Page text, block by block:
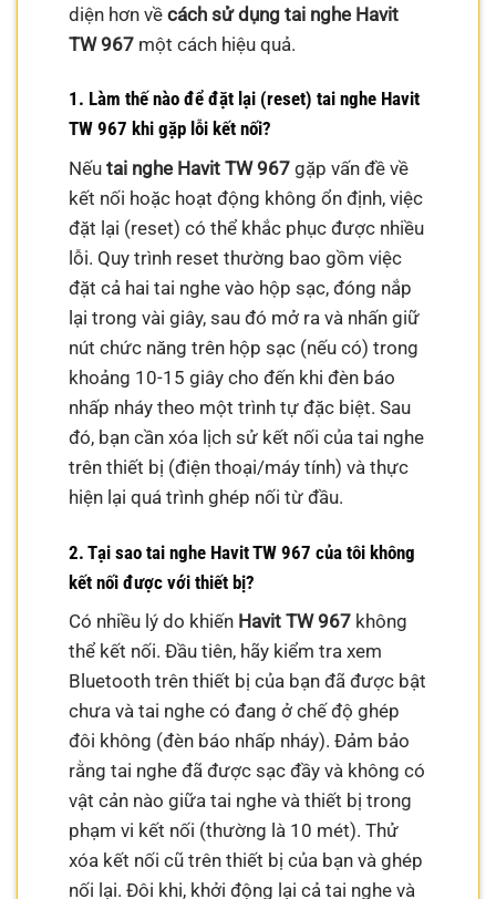
diện hơn vềcách sử dụng tai nghe Havit
TW 967 một cách hiệu quả.
1. Làm thế nào để đặt lại (reset) tai nghe Havit
TW 967 khi gặp lỗi kết nối?
Nếutai nghe Havit TW 967 gặp vấn đề về
kết nối hoặc hoạt động không ổn định, việc
đặt lại (reset) có thể khắc phục được nhiều
lỗi. Quy trình reset thường bao gồm việc
đặt cả hai tai nghe vào hộp sạc, đóng nắp
lại trong vài giây, sau đó mở ra và nhấn giữ
nút chức năng trên hộp sạc (nếu có) trong
khoảng 10-15 giây cho đến khi đèn báo
nhấp nháy theo một trình tự đặc biệt. Sau
đó, bạn cần xóa lịch sử kết nối của tai nghe
trên thiết bị (điện thoại/máy tính) và thực
hiện lại quá trình ghép nối từ đầu.
2. Tại sao tai nghe Havit TW 967 của tôi không
kết nối được với thiết bị?
Có nhiều lý do khiến Havit TW 967 không
thể kết nối. Đầu tiên, hãy kiểm tra xem
Bluetooth trên thiết bị của bạn đã được bật
chưa và tai nghe có đang ở chế độ ghép
đôi không (đèn báo nhấp nháy). Đảm bảo
rằng tai nghe đã được sạc đầy và không có
vật cản nào giữa tai nghe và thiết bị trong
phạm vi kết nối (thường là 10 mét). Thử
xóa kết nối cũ trên thiết bị của bạn và ghép
nối lại. Đôi khi, khởi động lại cả tai nghe và